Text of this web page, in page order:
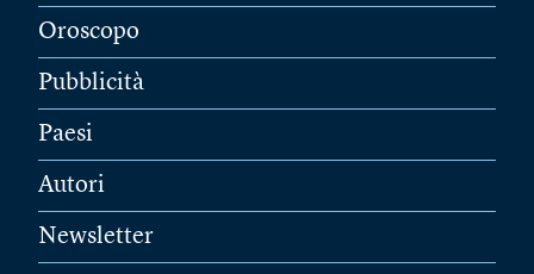
Oroscopo
Pubblicità
Paesi
Autori
Newsletter